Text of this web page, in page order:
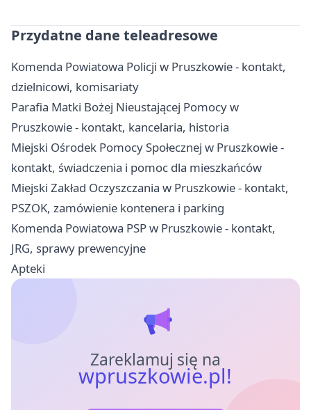
Przydatne dane teleadresowe
Komenda Powiatowa Policji w Pruszkowie - kontakt,
dzielnicowi, komisariaty
Parafia Matki Bożej Nieustającej Pomocy w
Pruszkowie - kontakt, kancelaria, historia
Miejski Ośrodek Pomocy Społecznej w Pruszkowie -
kontakt, świadczenia i pomoc dla mieszkańców
Miejski Zakład Oczyszczania w Pruszkowie - kontakt,
PSZOK, zamówienie kontenera i parking
Komenda Powiatowa PSP w Pruszkowie - kontakt,
JRG, sprawy prewencyjne
Apteki
Zareklamuj się na
wpruszkowie.pl!